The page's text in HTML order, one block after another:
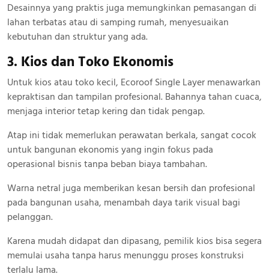
Desainnya yang praktis juga memungkinkan pemasangan di
lahan terbatas atau di samping rumah, menyesuaikan
kebutuhan dan struktur yang ada.
3. Kios dan Toko Ekonomis
Untuk kios atau toko kecil, Ecoroof Single Layer menawarkan
kepraktisan dan tampilan profesional. Bahannya tahan cuaca,
menjaga interior tetap kering dan tidak pengap.
Atap ini tidak memerlukan perawatan berkala, sangat cocok
untuk bangunan ekonomis yang ingin fokus pada
operasional bisnis tanpa beban biaya tambahan.
Warna netral juga memberikan kesan bersih dan profesional
pada bangunan usaha, menambah daya tarik visual bagi
pelanggan.
Karena mudah didapat dan dipasang, pemilik kios bisa segera
memulai usaha tanpa harus menunggu proses konstruksi
terlalu lama.